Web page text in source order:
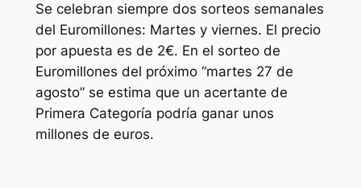
Se celebran siempre dos sorteos semanales
del Euromillones: Martes y viernes. El precio
por apuesta es de 2€. En el sorteo de
Euromillones del próximo “martes 27 de
agosto” se estima que un acertante de
Primera Categoría podría ganar unos
millones de euros.